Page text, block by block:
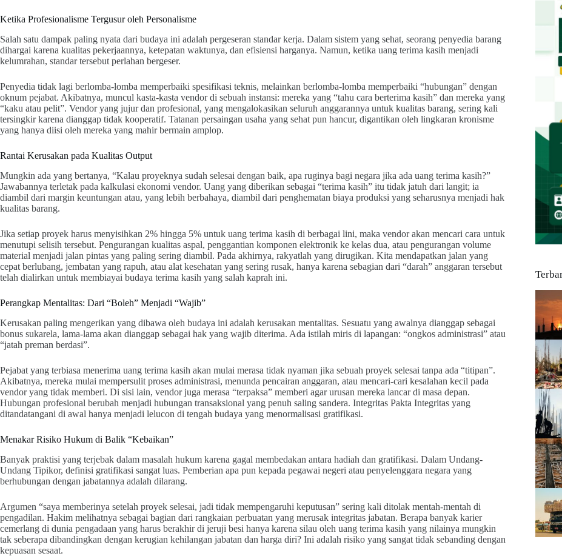
Ketika Profesionalisme Tergusur oleh Personalisme
Salah satu dampak paling nyata dari budaya ini adalah pergeseran standar kerja. Dalam sistem yang sehat, seorang penyedia barang
dihargai karena kualitas pekerjaannya, ketepatan waktunya, dan efisiensi harganya. Namun, ketika uang terima kasih menjadi
kelumrahan, standar tersebut perlahan bergeser.
Penyedia tidak lagi berlomba-lomba memperbaiki spesifikasi teknis, melainkan berlomba-lomba memperbaiki “hubungan” dengan
oknum pejabat. Akibatnya, muncul kasta-kasta vendor di sebuah instansi: mereka yang “tahu cara berterima kasih” dan mereka yang
“kaku atau pelit”. Vendor yang jujur dan profesional, yang mengalokasikan seluruh anggarannya untuk kualitas barang, sering kali
tersingkir karena dianggap tidak kooperatif. Tatanan persaingan usaha yang sehat pun hancur, digantikan oleh lingkaran kronisme
yang hanya diisi oleh mereka yang mahir bermain amplop.
Rantai Kerusakan pada Kualitas Output
Mungkin ada yang bertanya, “Kalau proyeknya sudah selesai dengan baik, apa ruginya bagi negara jika ada uang terima kasih?”
Jawabannya terletak pada kalkulasi ekonomi vendor. Uang yang diberikan sebagai “terima kasih” itu tidak jatuh dari langit; ia
diambil dari margin keuntungan atau, yang lebih berbahaya, diambil dari penghematan biaya produksi yang seharusnya menjadi hak
kualitas barang.
Jika setiap proyek harus menyisihkan 2% hingga 5% untuk uang terima kasih di berbagai lini, maka vendor akan mencari cara untuk
menutupi selisih tersebut. Pengurangan kualitas aspal, penggantian komponen elektronik ke kelas dua, atau pengurangan volume
material menjadi jalan pintas yang paling sering diambil. Pada akhirnya, rakyatlah yang dirugikan. Kita mendapatkan jalan yang
cepat berlubang, jembatan yang rapuh, atau alat kesehatan yang sering rusak, hanya karena sebagian dari “darah” anggaran tersebut
telah dialirkan untuk membiayai budaya terima kasih yang salah kaprah ini.
Perangkap Mentalitas: Dari “Boleh” Menjadi “Wajib”
Kerusakan paling mengerikan yang dibawa oleh budaya ini adalah kerusakan mentalitas. Sesuatu yang awalnya dianggap sebagai
bonus sukarela, lama-lama akan dianggap sebagai hak yang wajib diterima. Ada istilah miris di lapangan: “ongkos administrasi” atau
“jatah preman berdasi”.
Pejabat yang terbiasa menerima uang terima kasih akan mulai merasa tidak nyaman jika sebuah proyek selesai tanpa ada “titipan”.
Akibatnya, mereka mulai mempersulit proses administrasi, menunda pencairan anggaran, atau mencari-cari kesalahan kecil pada
vendor yang tidak memberi. Di sisi lain, vendor juga merasa “terpaksa” memberi agar urusan mereka lancar di masa depan.
Hubungan profesional berubah menjadi hubungan transaksional yang penuh saling sandera. Integritas Pakta Integritas yang
ditandatangani di awal hanya menjadi lelucon di tengah budaya yang menormalisasi gratifikasi.
Menakar Risiko Hukum di Balik “Kebaikan”
Banyak praktisi yang terjebak dalam masalah hukum karena gagal membedakan antara hadiah dan gratifikasi. Dalam Undang-
Undang Tipikor, definisi gratifikasi sangat luas. Pemberian apa pun kepada pegawai negeri atau penyelenggara negara yang
berhubungan dengan jabatannya adalah dilarang.
Argumen “saya memberinya setelah proyek selesai, jadi tidak mempengaruhi keputusan” sering kali ditolak mentah-mentah di
pengadilan. Hakim melihatnya sebagai bagian dari rangkaian perbuatan yang merusak integritas jabatan. Berapa banyak karier
cemerlang di dunia pengadaan yang harus berakhir di jeruji besi hanya karena silau oleh uang terima kasih yang nilainya mungkin
tak seberapa dibandingkan dengan kerugian kehilangan jabatan dan harga diri? Ini adalah risiko yang sangat tidak sebanding dengan
kepuasan sesaat.